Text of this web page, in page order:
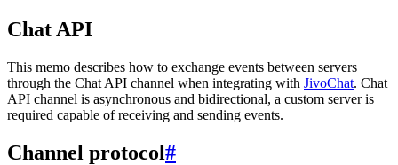
Chat API
This memo describes how to exchange events between servers
through the Chat API channel when integrating with JivoChat. Chat
API channel is asynchronous and bidirectional, a custom server is
required capable of receiving and sending events.
Channel protocol#